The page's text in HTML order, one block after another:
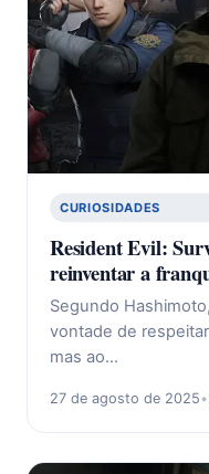
CURIOSIDADES
Resident Evil:
reinventar a
Segundo
vontade de
mas ao…
27 de agosto de 2025•